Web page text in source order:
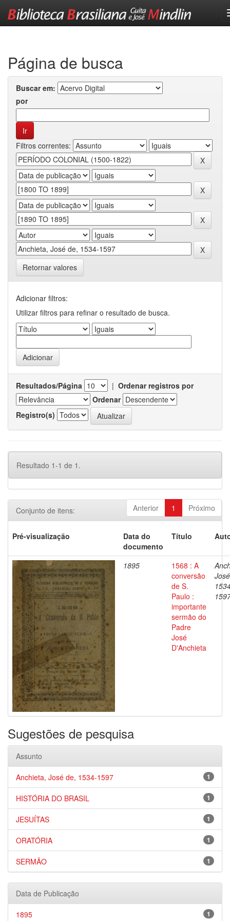
Página de busca
Buscar em:
por
Filtros correntes:
Retornar valores
Adicionar filtros:
Utilizar filtros para refinar o resultado de busca.
Resultados/Página | Ordenar registros por
Ordenar
Registro(s)
Resultado 1-1 de 1.
Anterior 1 Próximo
Conjunto de itens:
Pré-visualização
Data do
documento
Título
1895
1568 : A
conversão
de S.
Paulo :
importante
sermão do
Padre
José
D'Anchieta
Sugestões de pesquisa
Assunto
1
Anchieta, José de, 1534-1597
1
HISTÓRIA DO BRASIL
1
JESUÍTAS
1
ORATÓRIA
1
SERMÃO
Data de Publicação
1
1895